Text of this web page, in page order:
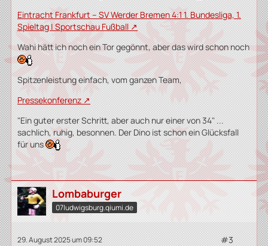
Eintracht Frankfurt – SV Werder Bremen 4:1 1. Bundesliga, 1.
Spieltag | Sportschau Fußball
Wahi hätt ich noch ein Tor gegönnt, aber das wird schon noch
Spitzenleistung einfach, vom ganzen Team,
Pressekonferenz
"Ein guter erster Schritt, aber auch nur einer von 34" ...
sachlich, ruhig, besonnen. Der Dino ist schon ein Glücksfall
für uns
Lombaburger
07ludwigsburg.qiumi.de
29. August 2025 um 09:52 #3